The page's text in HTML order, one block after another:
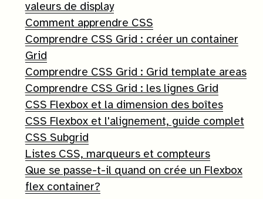
valeurs de display
Comment apprendre CSS
Comprendre CSS Grid : créer un container
Grid
Comprendre CSS Grid : Grid template areas
Comprendre CSS Grid : les lignes Grid
CSS Flexbox et la dimension des boîtes
CSS Flexbox et l'alignement, guide complet
CSS Subgrid
Listes CSS, marqueurs et compteurs
Que se passe-t-il quand on crée un Flexbox
flex container?